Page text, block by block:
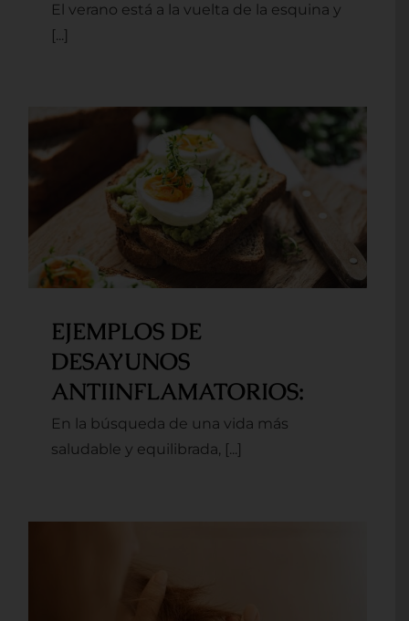
Contacto
Carrito
El verano está a la vuelta de la esquina y
[...]
EJEMPLOS DE DESAYUNOS
ANTIINFLAMATORIOS:
EJEMPLOS DE
DESAYUNOS
ANTIINFLAMATORIOS:
En la búsqueda de una vida más
saludable y equilibrada, [...]